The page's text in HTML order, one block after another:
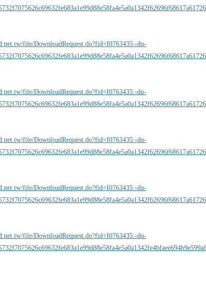
file/DownloadRequest.do?fid=I0763435:-du-
file/DownloadRequest.do?fid=I0763435:-du-
file/DownloadRequest.do?fid=I0763435:-du-
file/DownloadRequest.do?fid=I0763435:-du-
file/DownloadRequest.do?fid=I0763435:-du-